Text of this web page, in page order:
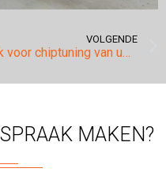
VOLGENDE
Ook voor chiptuning van uw Mercedes ML63 AMG W164 bent u bij ons aan het juiste adres! #AMG #chiptuning #tuning
MAKEN?